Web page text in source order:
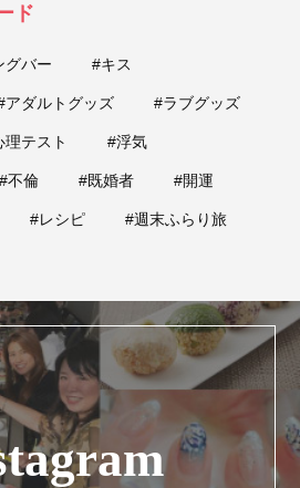
ド
グバー #キス
アダルトグッズ #ラブグッズ
理テスト #浮気
#不倫 #既婚者 #開運
#レシピ #週末ふらり旅